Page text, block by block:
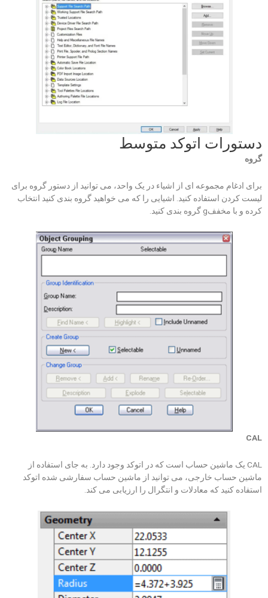
دستورات اتوکد متوسط
گروه
برای ادغام مجموعه ای از اشیاء در یک واحد، می توانید از دستور گروه برای
لیست کردن استفاده کنید. اشیایی را که می خواهید گروه بندی کنید انتخاب
کرده و با مخففg گروه بندی کنید.
CAL
CAL یک ماشین حساب است که در اتوکد وجود دارد. به جای استفاده از
ماشین حساب خارجی، می توانید از ماشین حساب سفارشی شده اتوکد
استفاده کنید که معادلات و انتگرال را ارزیابی می کند.